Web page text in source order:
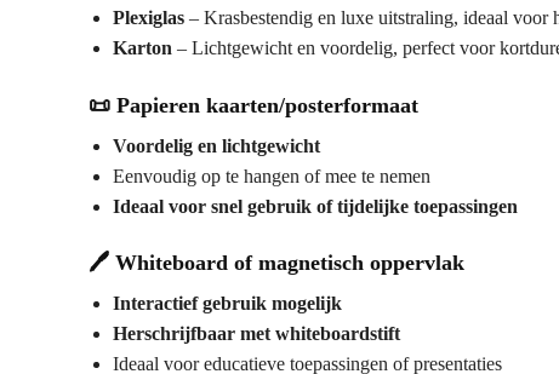
Plexiglas– Krasbestendig en luxe uitstraling, ideaal voor
Karton – Lichtgewicht en voordelig, perfect voor
📜 Papieren kaarten/posterformaat
Voordelig en lichtgewicht
Eenvoudig op te hangen of mee te nemen
Ideaal voor snel gebruik of tijdelijke toepassingen
🖊️ Whiteboard of magnetisch oppervlak
Interactief gebruik mogelijk
Herschrijfbaar met whiteboardstift
Ideaal voor educatieve toepassingen of presentaties